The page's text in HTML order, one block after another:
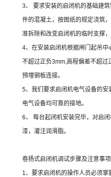
3、 要求安装的启闭机的基础建
件的混凝土，按图纸的规定浇筑
准拆除和改变启闭机的临时支撑
4、在安装启闭机根据闸门起吊
不超过正负3mm,高程偏差不超过
预埋钢板连接。
5、我们要求启闭机电气设备的
电气设备均可靠的接地。
6、 每台起闭机安装完毕，对启
漆，灌注润滑脂。
卷扬式启闭机调试步骤及注意事项
1、要求启闭机的操作人员必须掌